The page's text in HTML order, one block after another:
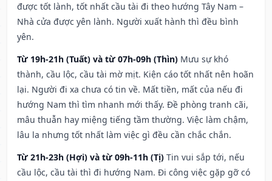
được tốt lành, tốt nhất cầu tài đi theo hướng Tây Nam –
Nhà cửa được yên lành. Người xuất hành thì đều bình
yên.
Từ 19h-21h (Tuất) và từ 07h-09h (Thìn) Mưu sự khó
thành, cầu lộc, cầu tài mờ mịt. Kiện cáo tốt nhất nên hoãn
lại. Người đi xa chưa có tin về. Mất tiền, mất của nếu đi
hướng Nam thì tìm nhanh mới thấy. Đề phòng tranh cãi,
mâu thuẫn hay miệng tiếng tầm thường. Việc làm chậm,
lâu la nhưng tốt nhất làm việc gì đều cần chắc chắn.
Từ 21h-23h (Hợi) và từ 09h-11h (Tị) Tin vui sắp tới, nếu
cầu lộc, cầu tài thì đi hướng Nam. Đi công việc gặp gỡ có